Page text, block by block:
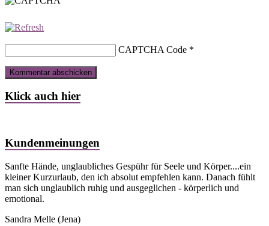
CAPTCHA Code *
Klick auch hier
Kundenmeinungen
Sanfte Hände, unglaubliches Gespühr für Seele und Körper....ein
kleiner Kurzurlaub, den ich absolut empfehlen kann. Danach fühlt
man sich unglaublich ruhig und ausgeglichen - körperlich und
emotional.
Sandra Melle (Jena)